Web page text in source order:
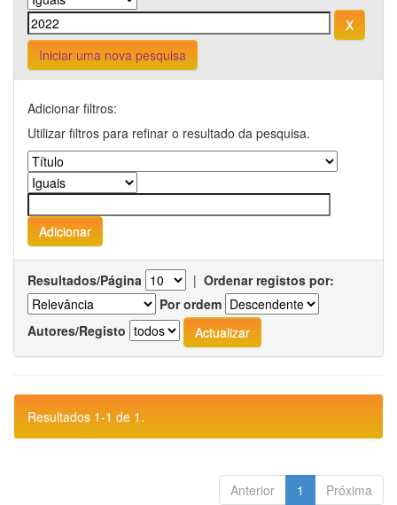
Iniciar uma nova pesquisa
Adicionar filtros:
Utilizar filtros para refinar o resultado da pesquisa.
Resultados/Página | Ordenar registos por:
Por ordem
Autores/Registo
Resultados 1-1 de 1.
Anterior 1 Próxima